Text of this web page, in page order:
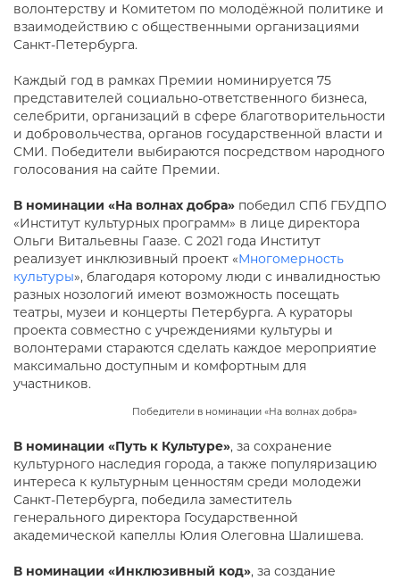
волонтерству и Комитетом по молодёжной политике и
взаимодействию с общественными организациями
Санкт-Петербурга.
Каждый год в рамках Премии номинируется 75
представителей социально-ответственного бизнеса,
селебрити, организаций в сфере благотворительности
и добровольчества, органов государственной власти и
СМИ. Победители выбираются посредством народного
голосования на сайте Премии.
В номинации «На волнах добра» победил СПб ГБУДПО
«Институт культурных программ» в лице директора
Ольги Витальевны Гаазе. С 2021 года Институт
реализует инклюзивный проект «Многомерность
культуры», благодаря которому люди с инвалидностью
разных нозологий имеют возможность посещать
театры, музеи и концерты Петербурга. А кураторы
проекта совместно с учреждениями культуры и
волонтерами стараются сделать каждое мероприятие
максимально доступным и комфортным для
участников.
Победители в номинации «На волнах добра»
В номинации «Путь к Культуре», за сохранение
культурного наследия города, а также популяризацию
интереса к культурным ценностям среди молодежи
Санкт-Петербурга, победила заместитель
генерального директора Государственной
академической капеллы Юлия Олеговна Шалишева.
В номинации «Инклюзивный код», за создание